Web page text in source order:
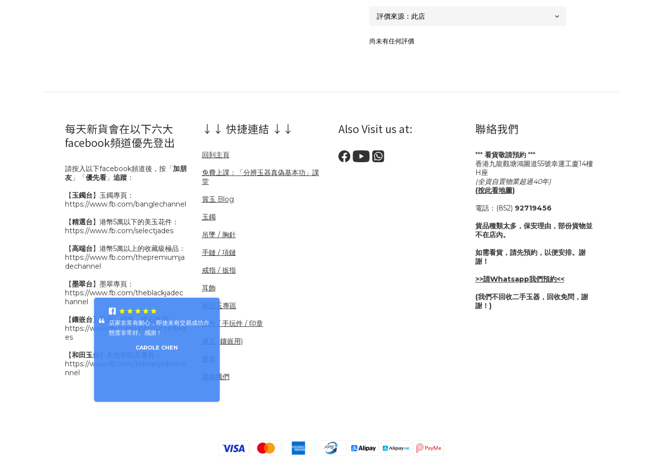
尚未有任何評價
每天新貨會在以下六大
facebook頻道優先登出
請按入以下facebook頻道後，按「加朋
友 」「優先看 」 追蹤 ：
【玉鐲台】玉鐲專頁：
https://www.fb.com/banglechannel
【精選台】港幣5萬以下的美玉花件：
https://www.fb.com/selectjades
【高端台】港幣5萬以上的收藏級極品：
https://www.fb.com/thepremiumja
dechannel
【墨翠台】墨翠專頁：
https://www.fb.com/theblackjadec
hannel
【鑲嵌台】蛋面、戒面、裸石專頁：
https://www.fb.com/unmountedjad
es
【和田玉台
https://www.fb.com/Hetianjadecha
nnel
↓↓ 快捷連結 ↓↓
回到主頁
免費上課：「分辨玉器真偽基本功」課
堂
賞玉 Blog
玉鐲
吊墜 / 胸針
手鏈 / 項鏈
戒指 / 扳指
耳飾
和田玉專區
擺件 / 手玩件 / 印章
裸玉 (鑲嵌用)
聯絡我們
Also Visit us at: 聯絡我們
*** 看貨敬請預約***
香港九龍觀塘鴻圖道55號幸運工廈14樓
H座
(全資自置物業超過40年)
(按此看地圖)
電話：(852) 92719456
貨品種類太多，保安理由，部份貨物並
不在店內。
如需看貨，請先預約，以便安排。謝
謝！
>>請Whatsapp我們預約<<
(我們不回收二手玉器，回收免問，謝
謝！)
店家非常有耐心，即使未有交易成功亦
態度非常好。感謝！
CAROLE CHEN